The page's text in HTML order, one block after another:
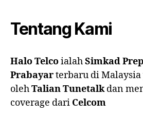
Tentang Kami
Halo TelcoialahSimkad
Prabayarterbaru di
olehTalian Tunetalkdan
coverage dari Celcom